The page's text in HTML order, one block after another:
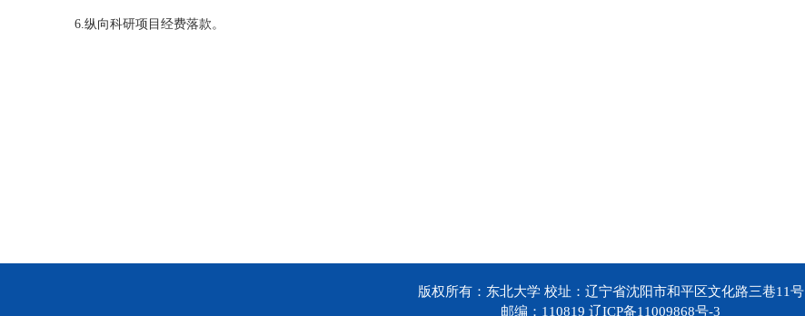
6.纵向科研项目经费落款。
版权所有：东北大学 校址：辽宁省沈阳市和平区文化路三巷11号
邮编：110819 辽ICP备11009868号-3